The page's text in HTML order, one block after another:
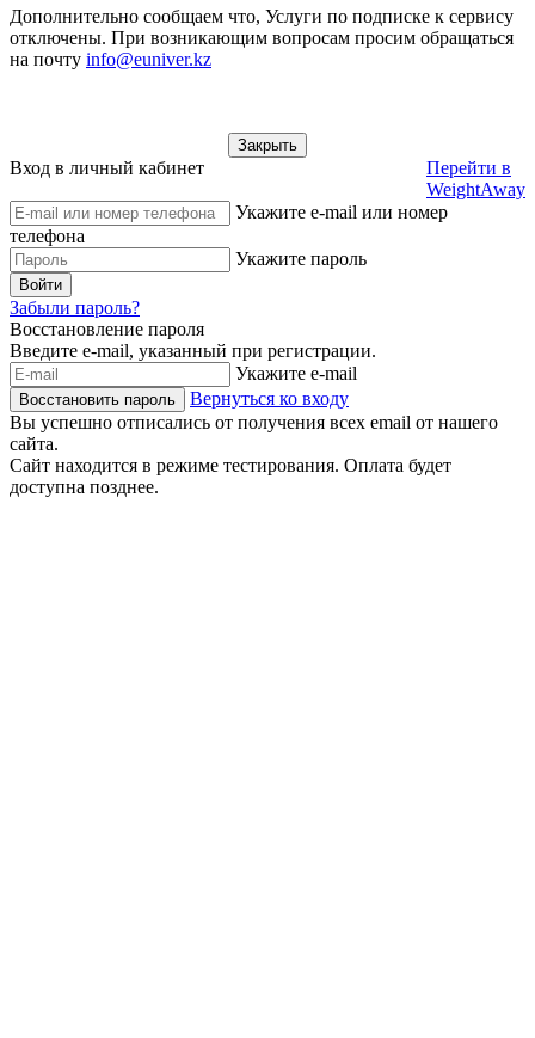
Дополнительно сообщаем что, Услуги по подписке к сервису
отключены. При возникающим вопросам просим обращаться
на почту info@euniver.kz
Закрыть
Вход в личный кабинет
Перейти в
WeightAway
Укажите e-mail или номер
телефона
Укажите пароль
Войти
Забыли пароль?
Восстановление пароля
Введите e-mail, указанный при регистрации.
Укажите e-mail
Восстановить пароль
Вернуться ко входу
Вы успешно отписались от получения всех email от нашего
сайта.
Сайт находится в режиме тестирования. Оплата будет
доступна позднее.